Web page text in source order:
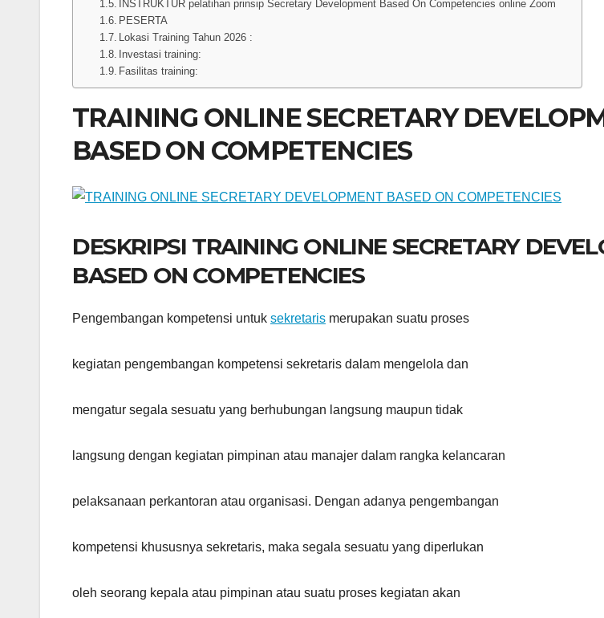
INSTRUKTUR pelatihan prinsip Secretary Development Based On Competencies online Zoom
PESERTA
Lokasi Training Tahun 2026 :
Investasi training:
Fasilitas training:
TRAINING ONLINE SECRETARY
BASED ON COMPETENCIES
DESKRIPSI TRAINING ONLINE SECRETARY
BASED ON COMPETENCIES
Pengembangan kompetensi untuk sekretaris merupakan suatu proses
kegiatan pengembangan kompetensi sekretaris dalam mengelola dan
mengatur segala sesuatu yang berhubungan langsung maupun tidak
langsung dengan kegiatan pimpinan atau manajer dalam rangka kelancaran
pelaksanaan perkantoran atau organisasi. Dengan adanya pengembangan
kompetensi khususnya sekretaris, maka segala sesuatu yang diperlukan
oleh seorang kepala atau pimpinan atau suatu proses kegiatan akan